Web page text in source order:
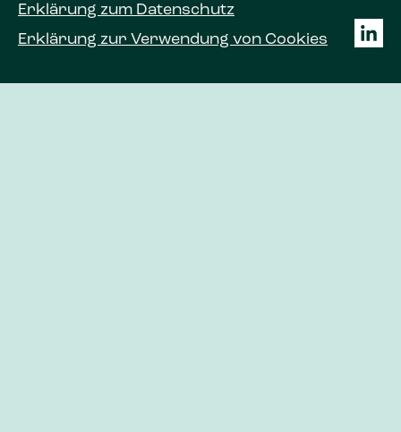
Erklärung zum Datenschutz
Erklärung zur Verwendung von Cookies